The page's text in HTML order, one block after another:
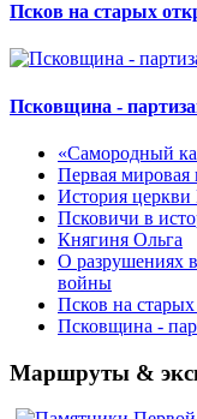
Псков на старых
Псковщина -
«Самородный
Первая мировая
История церкви
Псковичи в
Княгиня Ольга
О разрушениях
войны
Псков на
Псковщина -
Маршруты &